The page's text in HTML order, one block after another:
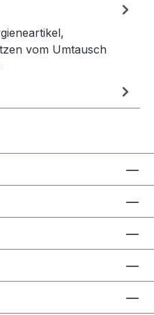
vom Umtausch